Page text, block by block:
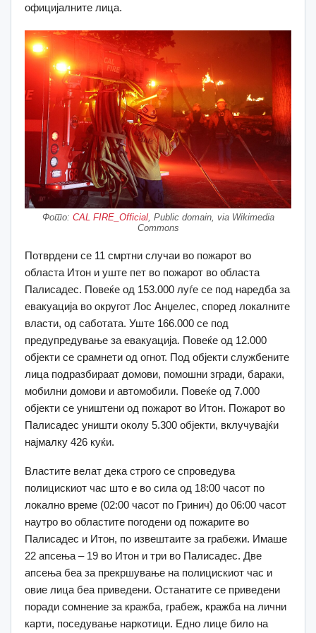
официјалните лица.
Фото: CAL FIRE_Official, Public domain, via Wikimedia
Commons
Потврдени се 11 смртни случаи во пожарот во
областа Итон и уште пет во пожарот во областа
Палисадес. Повеќе од 153.000 луѓе се под наредба за
евакуација во округот Лос Анџелес, според локалните
власти, од саботата. Уште 166.000 се под
предупредување за евакуација. Повеќе од 12.000
објекти се срамнети од огнот. Под објекти службените
лица подразбираат домови, помошни згради, бараки,
мобилни домови и автомобили. Повеќе од 7.000
објекти се уништени од пожарот во Итон. Пожарот во
Палисадес уништи околу 5.300 објекти, вклучувајќи
најмалку 426 куќи.
Властите велат дека строго се спроведува
полицискиот час што е во сила од 18:00 часот по
локално време (02:00 часот по Гринич) до 06:00 часот
наутро во областите погодени од пожарите во
Палисадес и Итон, по извештаите за грабежи. Имаше
22 апсења – 19 во Итон и три во Палисадес. Две
апсења беа за прекршување на полицискиот час и
овие лица беа приведени. Останатите се приведени
поради сомнение за кражба, грабеж, кражба на лични
карти, поседување наркотици. Едно лице било на